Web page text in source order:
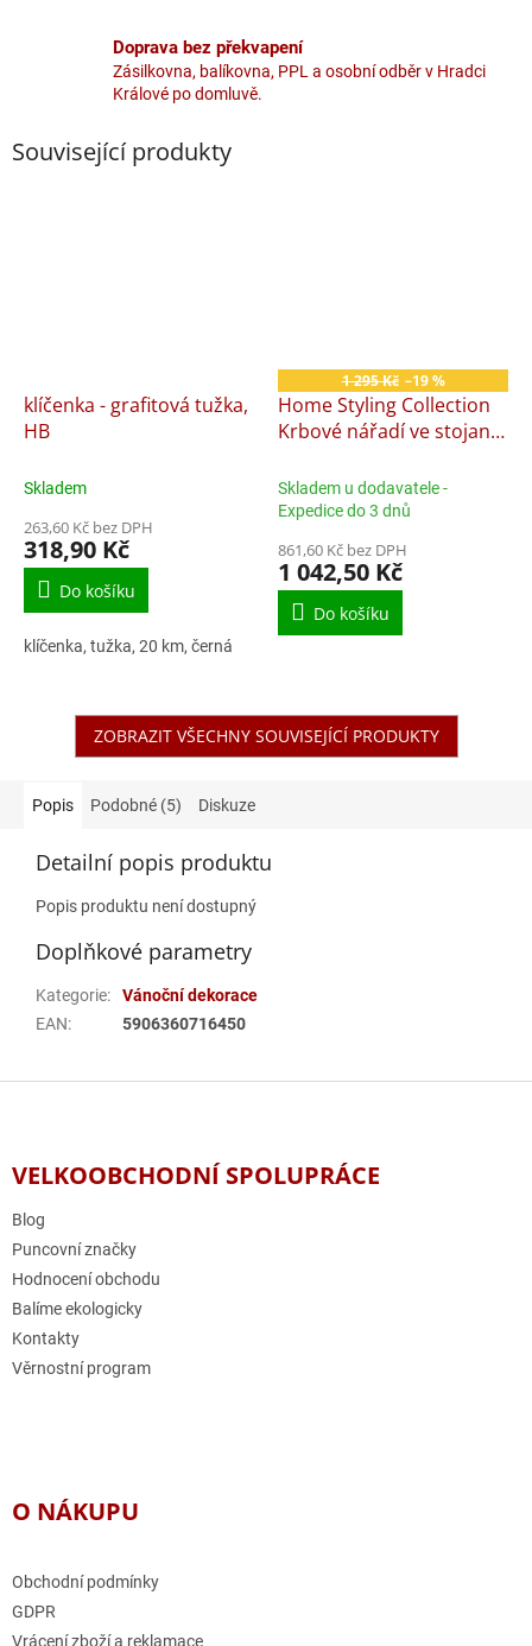
Doprava bez překvapení
Zásilkovna, balíkovna, PPL a osobní odběr v Hradci
Králové po domluvě.
Související produkty
klíčenka - grafitová tužka,
HB
Skladem
263,60 Kč bez DPH
318,90 Kč
Do košíku
klíčenka, tužka, 20 km, černá
1 295 Kč –19 %
Home Styling Collection
Krbové nářadí ve stojanu
Skladem u dodavatele -
Expedice do 3 dnů
861,60 Kč bez DPH
1 042,50 Kč
Do košíku
ZOBRAZIT VŠECHNY SOUVISEJÍCÍ PRODUKTY
Popis Podobné (5) Diskuze
Detailní popis produktu
Popis produktu není dostupný
Doplňkové parametry
Kategorie:
Vánoční dekorace
EAN: 5906360716450
Z
VELKOOBCHODNÍ SPOLUPRÁCE
Blog
Puncovní značky
Hodnocení obchodu
Balíme ekologicky
Kontakty
Věrnostní program
O NÁKUPU
Obchodní podmínky
GDPR
Vrácení zboží a reklamace